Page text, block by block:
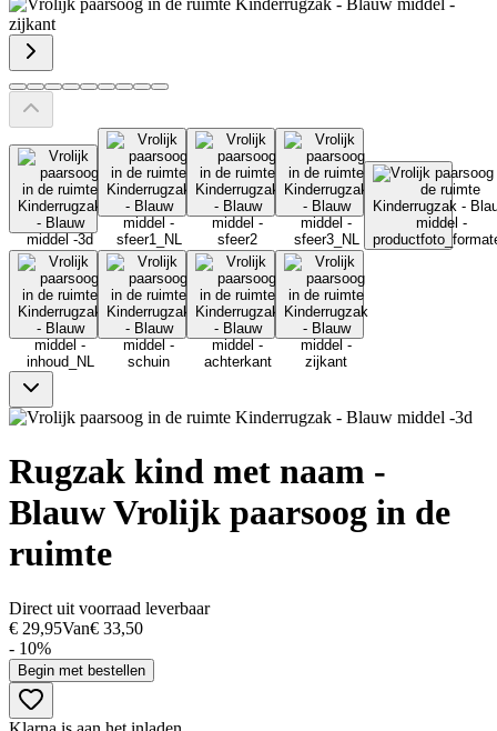
Rugzak kind met naam -
Blauw Vrolijk paarsoog in de
ruimte
Direct uit voorraad leverbaar
€ 29,95Van€ 33,50
- 10%
Begin met bestellen